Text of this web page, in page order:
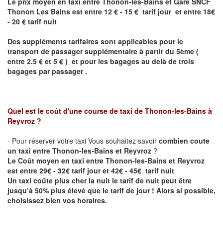
Thonon Les Bains est entre 12 € - 15 € tarif jour et entre 18€
- 20 € tarif nuit
Des suppléments tarifaires sont applicables pour le
transport de passager supplémentaire à partir du 5ème (
entre 2.5 € et 5 € ) et pour les bagages au delà de trois
bagages par passager .
Quel est le coût d'une course de taxi de Thonon-les-Bains à
Reyvroz ?
- Pour réserver votre taxi Vous souhaitez savoir combien coute
un taxi entre Thonon-les-Bains et Reyvroz ?
Le Coût moyen en taxi entre Thonon-les-Bains et Reyvroz
est entre 29€ - 32€ tarif jour et 42€ - 45€ tarif nuit
Un taxi coûte plus cher la nuit le tarif de nuit peut être
jusqu’à 50% plus élevé que le tarif de jour ! Alors si possible,
choisissez bien vos horaires.